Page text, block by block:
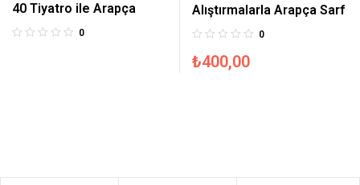
40 Tiyatro ile Arapça
0
Alıştırmalarla Arapça Sarf
0
₺400,00